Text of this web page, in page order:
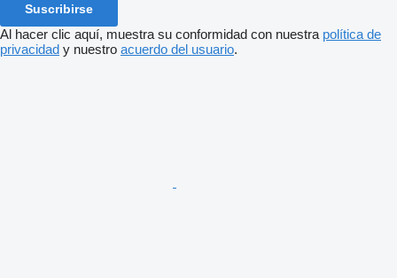
Suscribirse
Al hacer clic aquí, muestra su conformidad con nuestra política de
privacidad y nuestro acuerdo del usuario.